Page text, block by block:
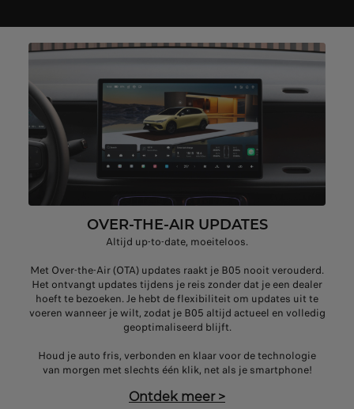
OVER‑THE‑AIR UPDATES
Altijd up-to-date, moeiteloos.
Met Over-the-Air (OTA) updates raakt je B05 nooit verouderd.
Het ontvangt updates tijdens je reis zonder dat je een dealer
hoeft te bezoeken. Je hebt de flexibiliteit om updates uit te
voeren wanneer je wilt, zodat je B05 altijd actueel en volledig
geoptimaliseerd blijft.
Houd je auto fris, verbonden en klaar voor de technologie
van morgen met slechts één klik, net als je smartphone!
Ontdek meer>